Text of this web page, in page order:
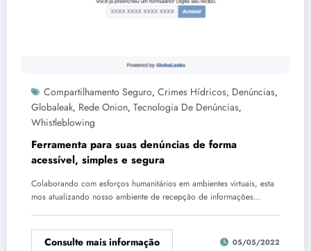
Compartilhamento Seguro, Crimes Hídricos, Denúncias,
Globaleak, Rede Onion, Tecnologia De Denúncias,
Whistleblowing
Ferramenta para suas denúncias de forma
acessível, simples e segura
Colaborando com esforços humanitários em ambientes virtuais, esta
mos atualizando nosso ambiente de recepção de informações…
Consulte mais informação 05/05/2022